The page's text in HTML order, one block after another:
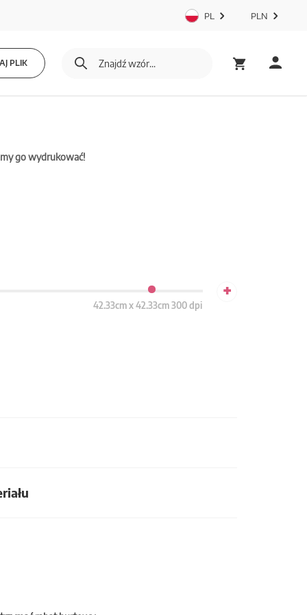
PL PLN
PLIK
go wydrukować!
42.33cm x 42.33cm 300 dpi
+